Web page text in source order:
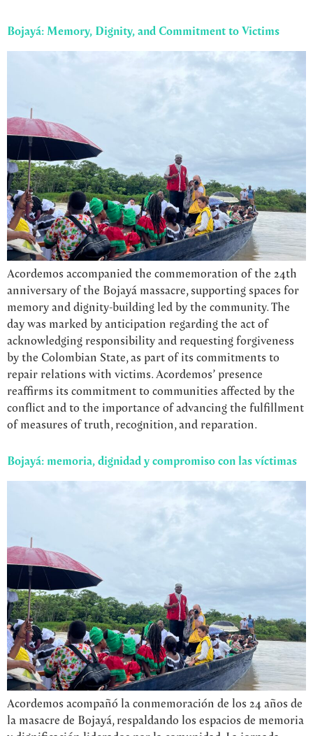
Bojayá: Memory, Dignity, and Commitment to Victims
Acordemos accompanied the commemoration of the 24th
anniversary of the Bojayá massacre, supporting spaces for
memory and dignity-building led by the community. The
day was marked by anticipation regarding the act of
acknowledging responsibility and requesting forgiveness
by the Colombian State, as part of its commitments to
repair relations with victims. Acordemos’ presence
reaffirms its commitment to communities affected by the
conflict and to the importance of advancing the fulfillment
of measures of truth, recognition, and reparation.
Bojayá: memoria, dignidad y compromiso con las víctimas
Acordemos acompañó la conmemoración de los 24 años de
la masacre de Bojayá, respaldando los espacios de memoria